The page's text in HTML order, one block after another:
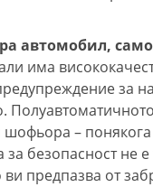
автомобил,
има
за
Полуавтоматичното
–
безопасност не е
предпазва от